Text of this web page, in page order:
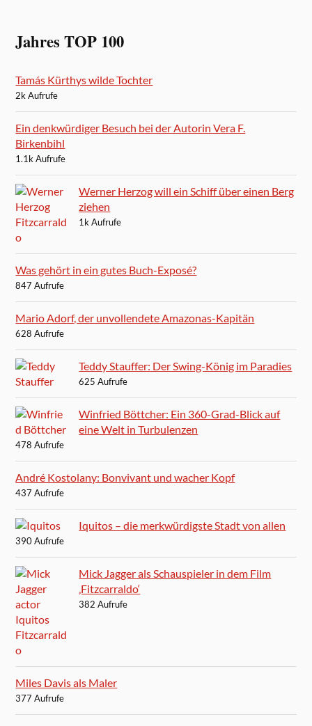
Jahres TOP 100
Tamás Kürthys wilde Tochter
2k Aufrufe
Ein denkwürdiger Besuch bei der Autorin Vera F.
Birkenbihl
1.1k Aufrufe
Werner Herzog will ein Schiff über einen Berg
ziehen
1k Aufrufe
Was gehört in ein gutes Buch-Exposé?
847 Aufrufe
Mario Adorf, der unvollendete Amazonas-Kapitän
628 Aufrufe
Teddy Stauffer: Der Swing-König im Paradies
625 Aufrufe
Winfried Böttcher: Ein 360-Grad-Blick auf
eine Welt in Turbulenzen
478 Aufrufe
André Kostolany: Bonvivant und wacher Kopf
437 Aufrufe
Iquitos – die merkwürdigste Stadt von allen
390 Aufrufe
Mick Jagger als Schauspieler in dem Film
‚Fitzcarraldo‘
382 Aufrufe
Miles Davis als Maler
377 Aufrufe